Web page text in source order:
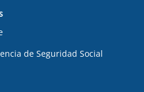
de Seguridad Social